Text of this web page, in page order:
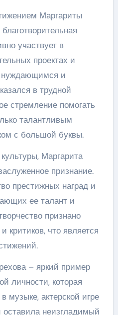
Маргариты
участвует в
проектах и
нуждающимся и
в трудной
стремление помогать
талантливым
с большой буквы.
Маргарита
признание.
престижных наград и
ее талант и
признано
критиков, что является
– яркий пример
личности, которая
музыке, актерской игре
оставила неизгладимый